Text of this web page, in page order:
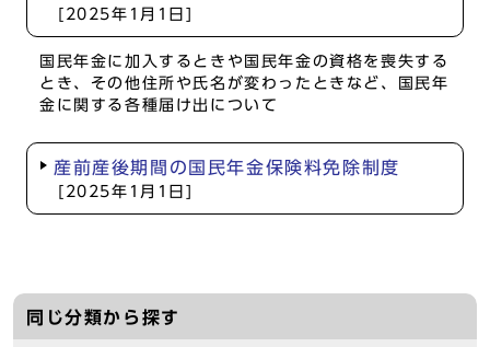
[2025年1月1日]
国民年金に加入するときや国民年金の資格を喪失する
とき、その他住所や氏名が変わったときなど、国民年
金に関する各種届け出について
産前産後期間の国民年金保険料免除制度
[2025年1月1日]
同じ分類から探す